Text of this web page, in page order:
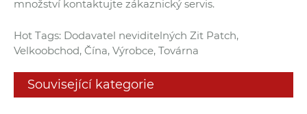
množství kontaktujte zákaznický servis.
Hot Tags: Dodavatel neviditelných Zit Patch,
Velkoobchod, Čína, Výrobce, Továrna
Související kategorie